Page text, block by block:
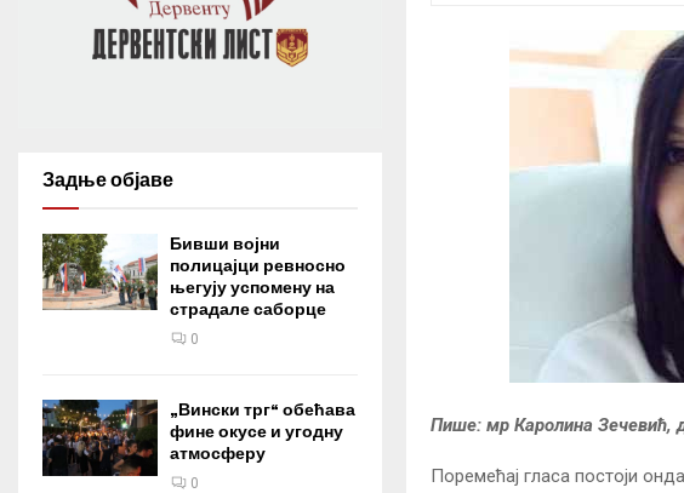
Пише: мр Каролина Зечевић,
Поремећај гласа постоји
Задње објаве
Бивши војни
полицајци ревносно
његују успомену на
страдале саборце
0
„Вински трг“ обећава
фине окусе и угодну
атмосферу
0